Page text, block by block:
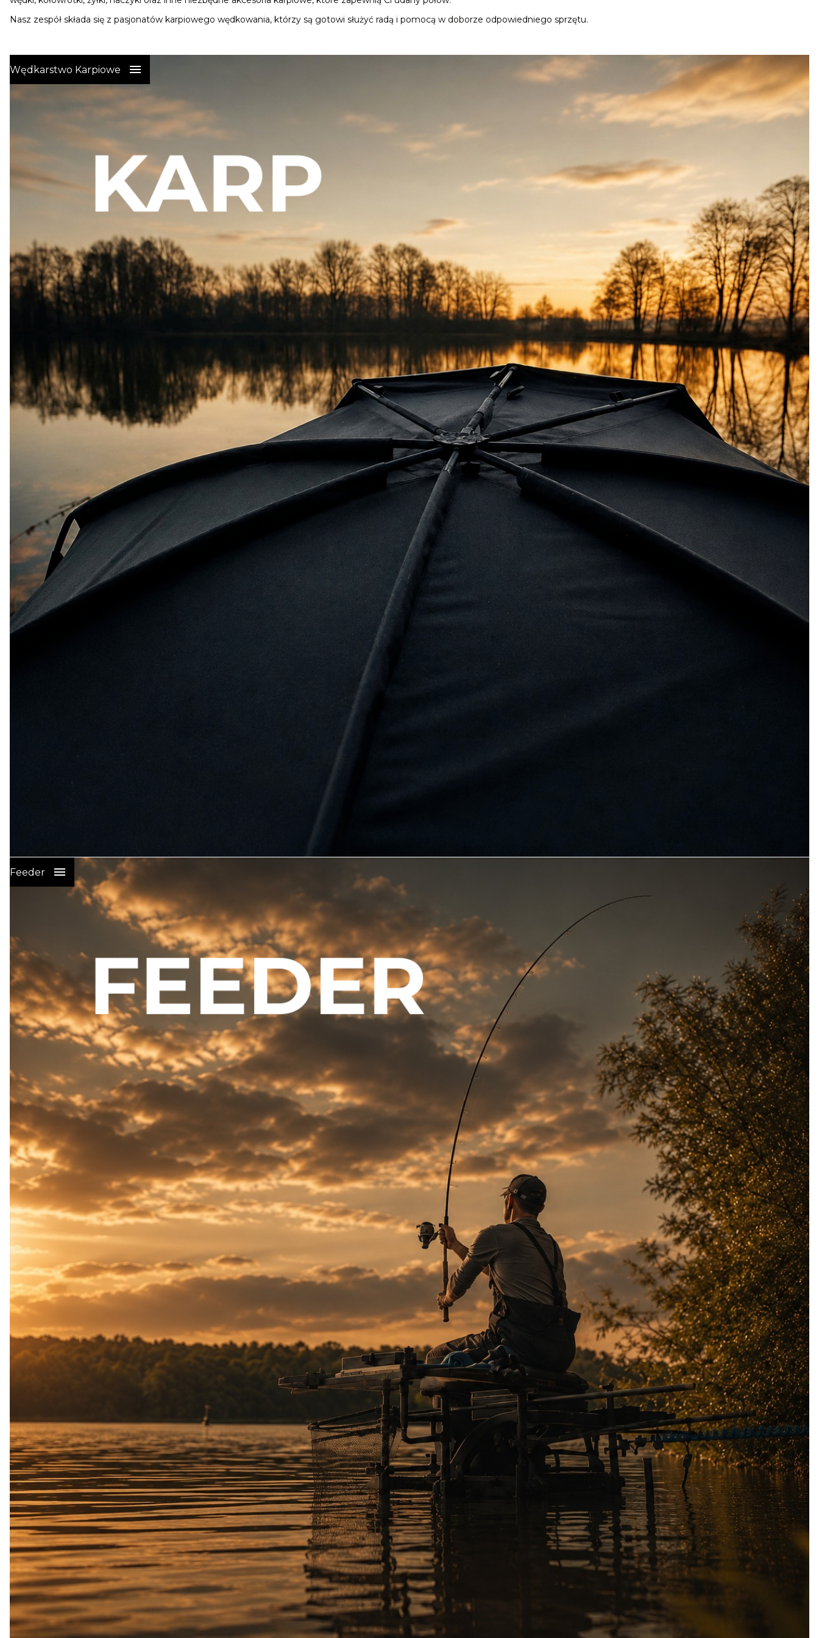
Nasz zespół składa się z pasjonatów karpiowego wędkowania, którzy są gotowi służyć radą i pomocą w doborze odpowiedniego sprzętu.
Wędkarstwo Karpiowe
Wędkarstwo Karpiowe
PRZYNĘTY I ZANĘTY NA KARPIA
ŻYŁKI I PLECIONKI GŁÓWNE
PLECIONKI LEADERY STRZAŁÓWKI
HAKI KARPIOWE
GOTOWE PRZYPONY KARPIOWE
CIĘŻARKI
GOTOWE ZESTAWY KOŃCOWE
KRĘTLIKI SZYBKOZŁĄCZKI KÓŁECZKA
RURKI STOŻKI KLIPSY BEZPIECZNE
POZYCJONERY WKRĘTKI STOPERY GUMKI
MATERIAŁY DOCIĄŻONE WOLFRAMEM
więcej
Feeder